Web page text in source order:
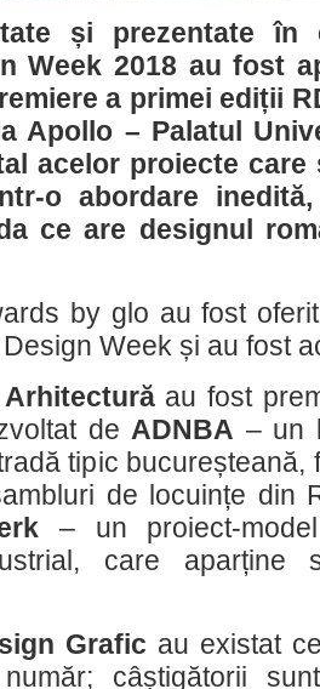
și prezentate în
Week 2018 au fost
a primei ediții
Apollo – Palatul
acelor proiecte care
o abordare
ce are designul
by glo au fost
Week și au fost
Arhitecturăau fost
de ADNBA – un
tipic bucureșteană,
de locuințe din
– un proiect-
care aparține
Grafic au existat
câștigătorii